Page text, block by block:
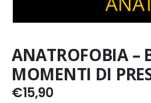
ANATROFOBIA –
MOMENTI DI
€15,90